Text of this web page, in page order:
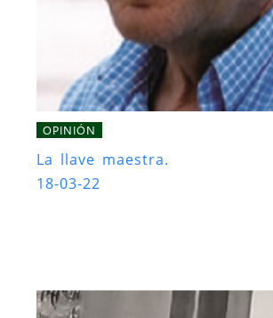
OPINIÓN
La llave maestra.
18-03-22